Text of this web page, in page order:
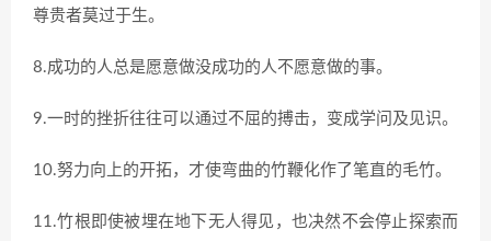
尊贵者莫过于生。
8.成功的人总是愿意做没成功的人不愿意做的事。
9.一时的挫折往往可以通过不屈的搏击，变成学问及见识。
10.努力向上的开拓，才使弯曲的竹鞭化作了笔直的毛竹。
11.竹根即使被埋在地下无人得见，也决然不会停止探索而